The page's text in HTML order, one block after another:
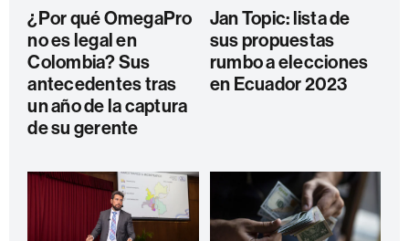
¿Por qué OmegaPro
no es legal en
Colombia? Sus
antecedentes tras
un año de la captura
de su gerente
Jan Topic: lista de
sus propuestas
rumbo a elecciones
en Ecuador 2023